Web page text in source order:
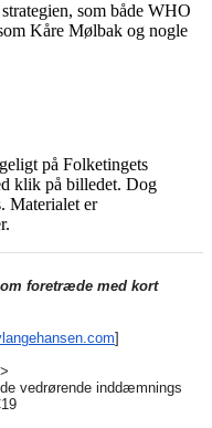
som både WHO
Kåre Mølbak og nogle
på Folketingets
klik på billedet. Dog
Materialet er
foretræde med kort
com]
>
vedrørende inddæmnings